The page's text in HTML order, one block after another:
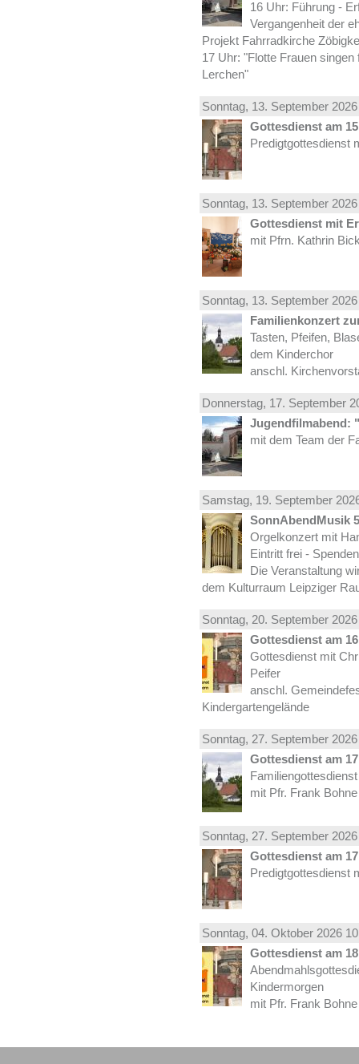
16 Uhr: Führung -
Vergangenheit der
Projekt Fahrradkirche
17 Uhr: "Flotte Frauen
Lerchen"
Sonntag, 13. September
Gottesdienst am
Predigtgottesdienst
Sonntag, 13. September
Gottesdienst mit
mit Pfrn. Kathrin
Sonntag, 13. September
Familienkonzert
Tasten, Pfeifen,
dem Kinderchor
anschl.
Donnerstag, 17. September
Jugendfilmabend:
mit dem Team der
Samstag, 19. September
SonnAbendMusik 5
Orgelkonzert mit
Eintritt frei -
Die Veranstaltung
dem Kulturraum Leipziger
Sonntag, 20. September
Gottesdienst am
Gottesdienst mit
Peifer
anschl.
Kindergartengelände
Sonntag, 27. September
Gottesdienst am
mit Pfr. Frank
Sonntag, 27. September
Gottesdienst am
Predigtgottesdienst
Sonntag, 04. Oktober 2026
Gottesdienst am
Kindermorgen
mit Pfr. Frank Bohne